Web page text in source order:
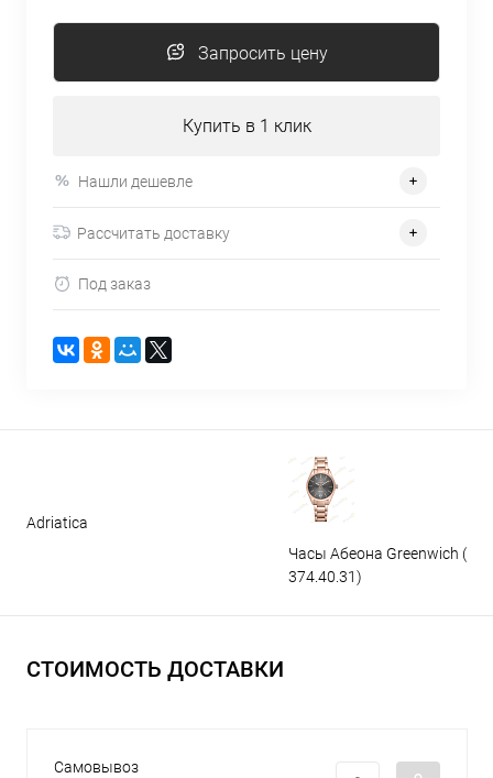
Запросить цену
Купить в 1 клик
Нашли дешевле
Рассчитать доставку
Под заказ
Adriatica
Часы Абеона Greenwich (GW
374.40.31)
СТОИМОСТЬ ДОСТАВКИ
Самовывоз